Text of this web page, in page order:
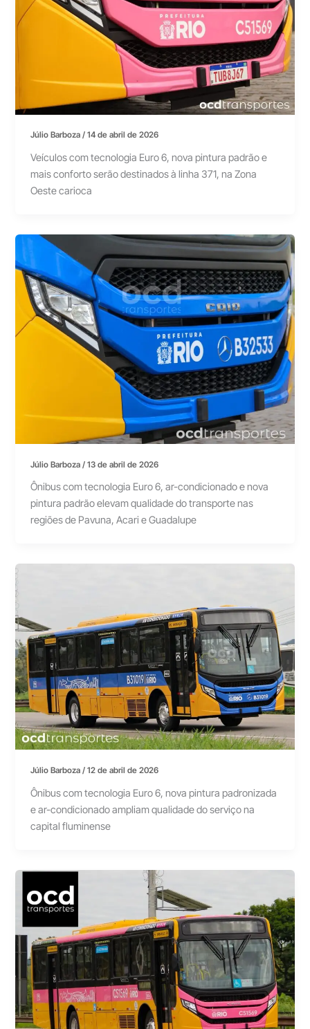
Júlio Barboza/14 de abril de 2026
Veículos com tecnologia Euro 6, nova pintura padrão e
mais conforto serão destinados à linha 371, na Zona
Oeste carioca
Júlio Barboza/13 de abril de 2026
Ônibus com tecnologia Euro 6, ar-condicionado e nova
pintura padrão elevam qualidade do transporte nas
regiões de Pavuna, Acari e Guadalupe
Júlio Barboza/12 de abril de 2026
Ônibus com tecnologia Euro 6, nova pintura padronizada
e ar-condicionado ampliam qualidade do serviço na
capital fluminense